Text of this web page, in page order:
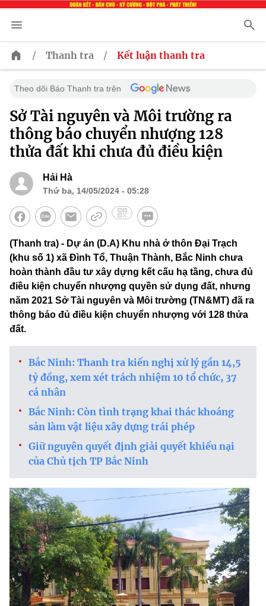
/ Thanh tra / Kết luận thanh tra
Theo dõi Báo Thanh tra trên
Sở Tài nguyên và Môi trường ra
thông báo chuyển nhượng 128
thửa đất khi chưa đủ điều kiện
Hải Hà
Thứ ba, 14/05/2024 - 05:28
(Thanh tra) - Dự án (D.A) Khu nhà ở thôn Đại Trạch
(khu số 1) xã Đình Tổ, Thuận Thành, Bắc Ninh chưa
hoàn thành đầu tư xây dựng kết cấu hạ tầng, chưa đủ
điều kiện chuyển nhượng quyền sử dụng đất, nhưng
năm 2021 Sở Tài nguyên và Môi trường (TN&MT) đã ra
thông báo đủ điều kiện chuyển nhượng với 128 thửa
đất.
Bắc Ninh: Thanh tra kiến nghị xử lý gần 14,5
tỷ đồng, xem xét trách nhiệm 10 tổ chức, 37
cá nhân
Bắc Ninh: Còn tình trạng khai thác khoáng
sản làm vật liệu xây dựng trái phép
Giữ nguyên quyết định giải quyết khiếu nại
của Chủ tịch TP Bắc Ninh